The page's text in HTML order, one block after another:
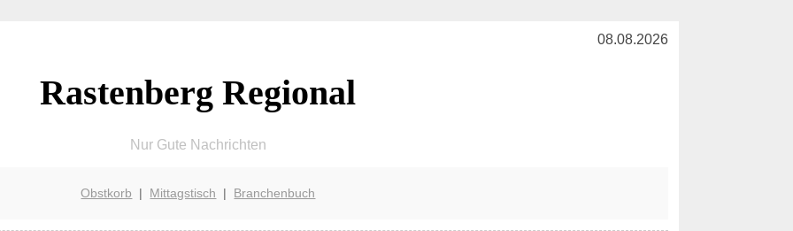
08.08.2026
Rastenberg Regional
Nur Gute Nachrichten
Obstkorb | Mittagstisch | Branchenbuch